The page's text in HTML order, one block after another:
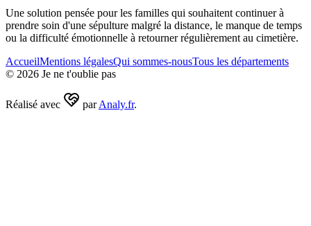
Une solution pensée pour les familles qui souhaitent continuer à
prendre soin d'une sépulture malgré la distance, le manque de temps
ou la difficulté émotionnelle à retourner régulièrement au cimetière.
AccueilMentions légalesQui sommes-nousTous les départements
© 2026 Je ne t'oublie pas
Réalisé avec par Analy.fr.